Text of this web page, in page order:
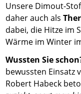
Unsere Dimout-
daher auch als
dabei, die Hitze im
Wärme im Winter
Wussten Sie
bewussten Einsatz
Robert Habeck